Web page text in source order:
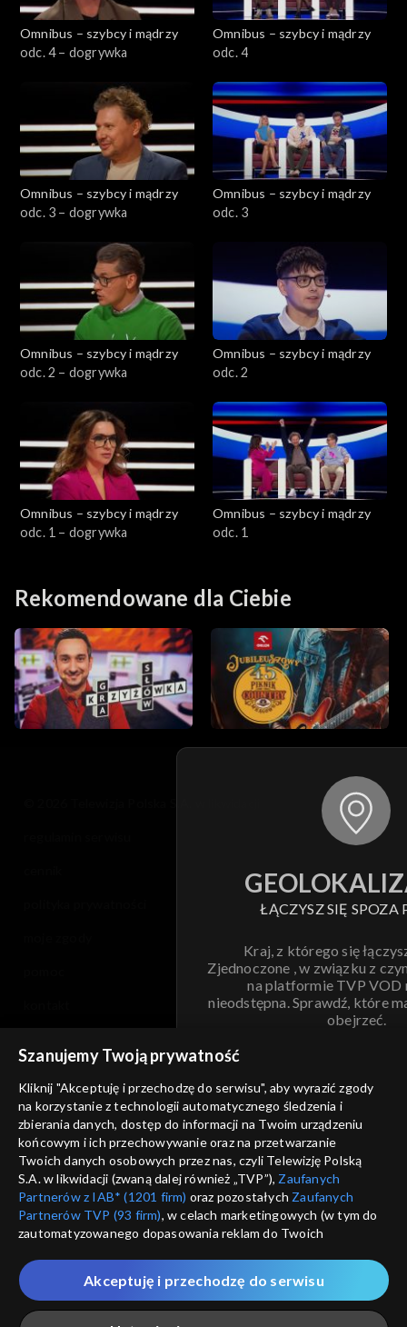
Omnibus – szybcy i mądrzy
odc. 4 – dogrywka
Omnibus – szybcy i mądrzy
odc. 4
Omnibus – szybcy i mądrzy
odc. 3 – dogrywka
Omnibus – szybcy i mądrzy
odc. 3
Omnibus – szybcy i mądrzy
odc. 2 – dogrywka
Omnibus – szybcy i mądrzy
odc. 2
Omnibus – szybcy i mądrzy
odc. 1 – dogrywka
Omnibus – szybcy i mądrzy
odc. 1
Rekomendowane dla Ciebie
ŁĄCZYSZ SIĘ SPOZA
Kraj, z którego się
Zjednoczone , w związku z
na platformie TVP VOD
nieodstępna. Sprawdź, które
obejrzeć.
ANULUJ
informacje o dostawcy usług
Szanujemy Twoją prywatność
Kliknij "Akceptuję i przechodzę do serwisu", aby wyrazić zgody
na korzystanie z technologii automatycznego śledzenia i
zbierania danych, dostęp do informacji na Twoim urządzeniu
końcowym i ich przechowywanie oraz na przetwarzanie
Twoich danych osobowych przez nas, czyli Telewizję Polską
S.A. w likwidacji (zwaną dalej również „TVP”), Zaufanych
Partnerów z IAB* (1201 firm) oraz pozostałych Zaufanych
Partnerów TVP (93 firm), w celach marketingowych (w tym do
zautomatyzowanego dopasowania reklam do Twoich
które wskazujemy poniżej, a także zgody na udostępnianie
przez nas identyfikatora PPID do Google.
Twoje dane osobowe zbierane podczas odwiedzania przez
Akceptuję i przechodzę do serwisu